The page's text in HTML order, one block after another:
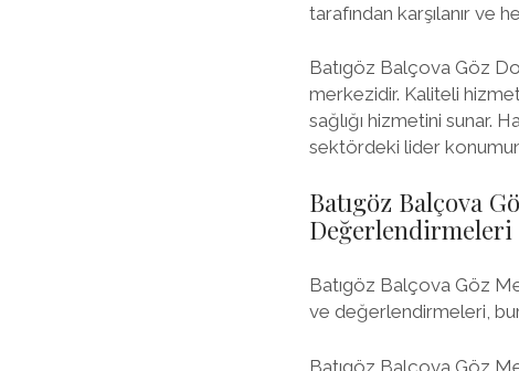
tarafından karşılanır ve
Batıgöz Balçova Göz
merkezidir. Kaliteli
sağlığı hizmetini sunar.
sektördeki lider
Batıgöz Balçova
Değerlendirmeleri
Batıgöz Balçova Göz
ve değerlendirmeleri,
Batıgöz Balçova Göz